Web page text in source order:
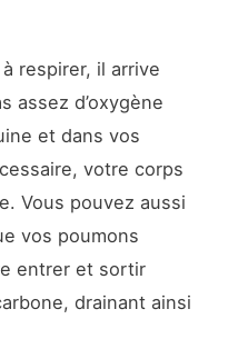
respirer, il arrive
assez d’oxygène
et dans vos
votre corps
Vous pouvez aussi
vos poumons
entrer et sortir
drainant ainsi